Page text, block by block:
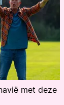
met deze